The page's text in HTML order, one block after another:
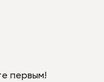
первым!